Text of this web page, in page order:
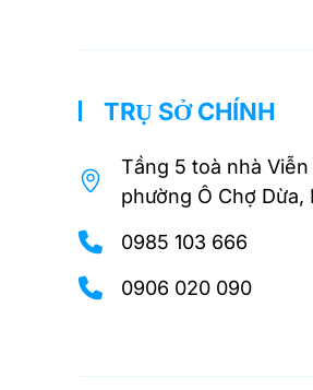
TRỤ SỞ CHÍNH
Tầng 5 toà nhà
phường Ô Chợ Dừa,
0985 103 666
0906 020 090